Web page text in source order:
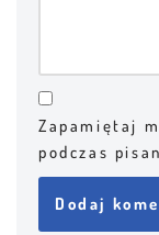
Zapamiętaj
podczas